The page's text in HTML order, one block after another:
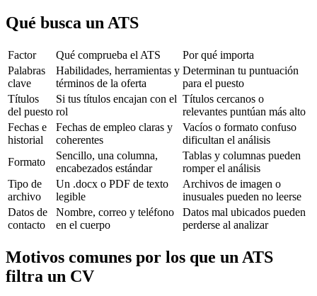
Qué busca un ATS
Factor Qué comprueba el ATS
Por qué importa
Palabras
clave
Habilidades, herramientas y
términos de la oferta
Determinan tu puntuación
para el puesto
Títulos
del puesto
Si tus títulos encajan con el
rol
Títulos cercanos o
relevantes puntúan más alto
Fechas e
historial
Fechas de empleo claras y
coherentes
Vacíos o formato confuso
dificultan el análisis
Formato
Sencillo, una columna,
encabezados estándar
Tablas y columnas pueden
romper el análisis
Tipo de
archivo
Un .docx o PDF de texto
legible
Archivos de imagen o
inusuales pueden no leerse
Datos de
contacto
Nombre, correo y teléfono
en el cuerpo
Datos mal ubicados pueden
perderse al analizar
Motivos comunes por los que un ATS
filtra un CV